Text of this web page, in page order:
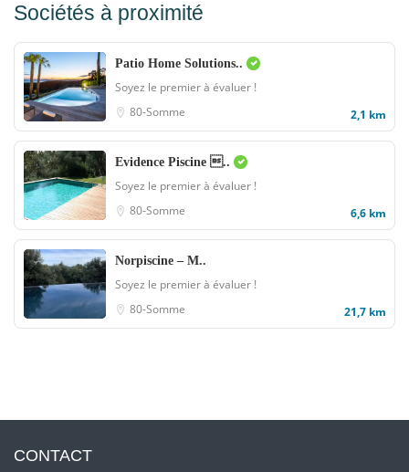
Sociétés à proximité
Patio Home Solutions..
Soyez le premier à évaluer !
80-Somme
2,1 km
Evidence Piscine ..
Soyez le premier à évaluer !
80-Somme
6,6 km
Norpiscine – M..
Soyez le premier à évaluer !
80-Somme
21,7 km
CONTACT